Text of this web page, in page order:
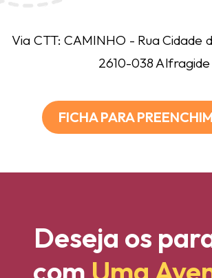
Via CTT: CAMINHO - Rua Cidade
2610-038 Alfragide
FICHA PARA
Deseja os
com Uma